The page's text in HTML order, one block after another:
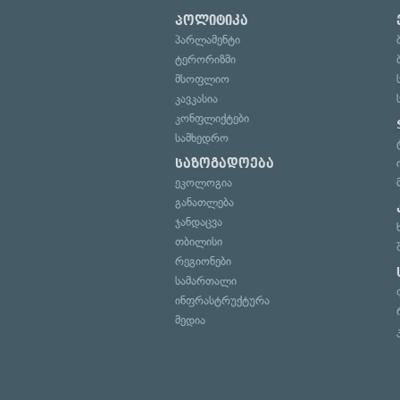
პოლიტიკა
პარლამენტი
ტერორიზმი
მსოფლიო
კავკასია
კონფლიქტები
სამხედრო
საზოგადოება
ეკოლოგია
განათლება
ჯანდაცვა
თბილისი
რეგიონები
სამართალი
ინფრასტრუქტურა
მედია